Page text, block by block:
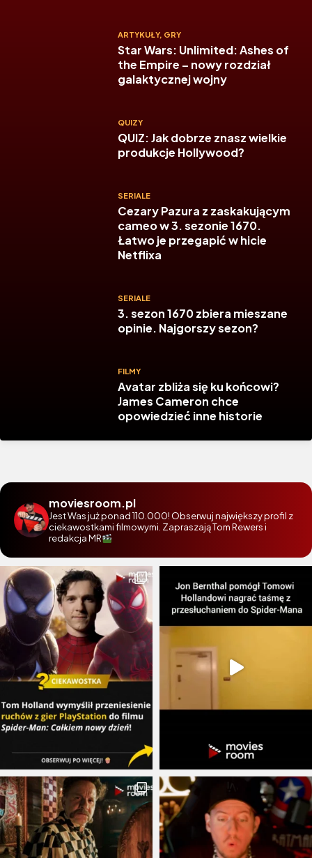
ARTYKUŁY, GRY
Star Wars: Unlimited: Ashes of
the Empire – nowy rozdział
galaktycznej wojny
QUIZY
QUIZ: Jak dobrze znasz wielkie
produkcje Hollywood?
SERIALE
Cezary Pazura z zaskakującym
cameo w 3. sezonie 1670.
Łatwo je przegapić w hicie
Netflixa
SERIALE
3. sezon 1670 zbiera mieszane
opinie. Najgorszy sezon?
FILMY
Avatar zbliża się ku końcowi?
James Cameron chce
opowiedzieć inne historie
moviesroom.pl
Jest Was już ponad 110.000! Obserwuj największy profil z
ciekawostkami filmowymi. Zapraszają Tom Rewers i
redakcja MR